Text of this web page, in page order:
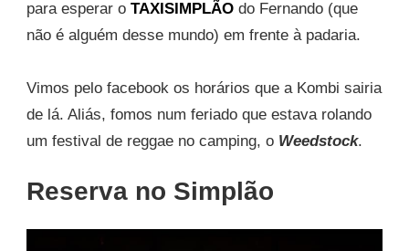
para esperar o TAXISIMPLÃO do Fernando (que
não é alguém desse mundo) em frente à padaria.
Vimos pelo facebook os horários que a Kombi sairia
de lá. Aliás, fomos num feriado que estava rolando
um festival de reggae no camping, o Weedstock.
Reserva no Simplão